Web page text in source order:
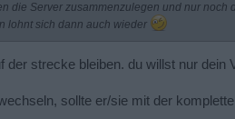
die Server zusammenzulegen und nur
lohnt sich dann auch wieder
der strecke bleiben. du willst nur
sollte er/sie mit der